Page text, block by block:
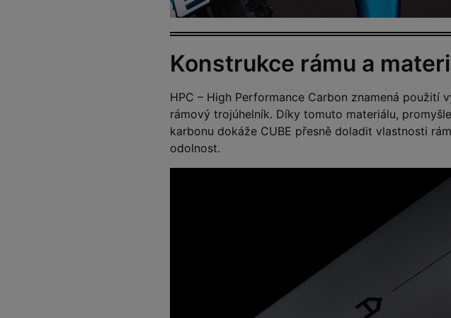
Konstrukce rámu a
HPC – High Performance Carbon znamená použití
rámový trojúhelník. Díky tomuto materiálu,
karbonu dokáže CUBE přesně doladit vlastnosti
odolnost.